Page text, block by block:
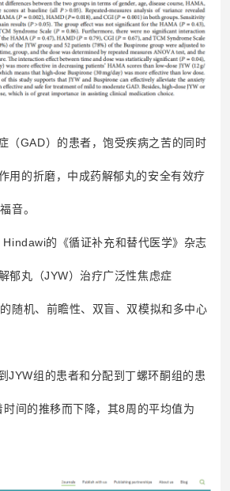
（GAD）的患者，饱受疾病之苦的同时
用的折磨，中成药解郁丸的安全有效疗
音。
的《循证补充和替代医学》杂志
郁丸（JYW）治疗广泛性焦虑症
的随机、前瞻性、双盲、双模拟和多中心
JYW组的患者和分配到丁螺环酮组的患
间的推移而下降，其8周的平均值为